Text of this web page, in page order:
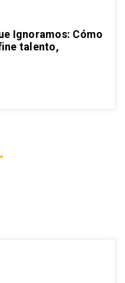
Ignoramos: Cómo
talento,